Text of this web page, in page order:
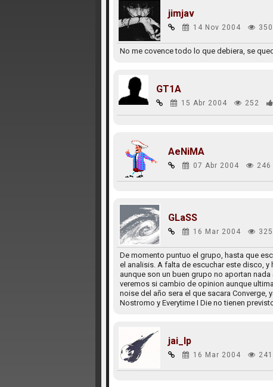
jimjav
14 Nov 2004 350
No me covence todo lo que debiera, se
GT1A
15 Abr 2004 252
AeNiMA
07 Abr 2004 246
GLaSS
16 Mar 2004 325
De momento puntuo el grupo, hasta que
el analisis. A falta de escuchar este disco,
aunque son un buen grupo no aportan
veremos si cambio de opinion aunque
noise del año sera el que sacara Converge,
Nostromo y Everytime I Die no tienen
jai_lp
16 Mar 2004 241